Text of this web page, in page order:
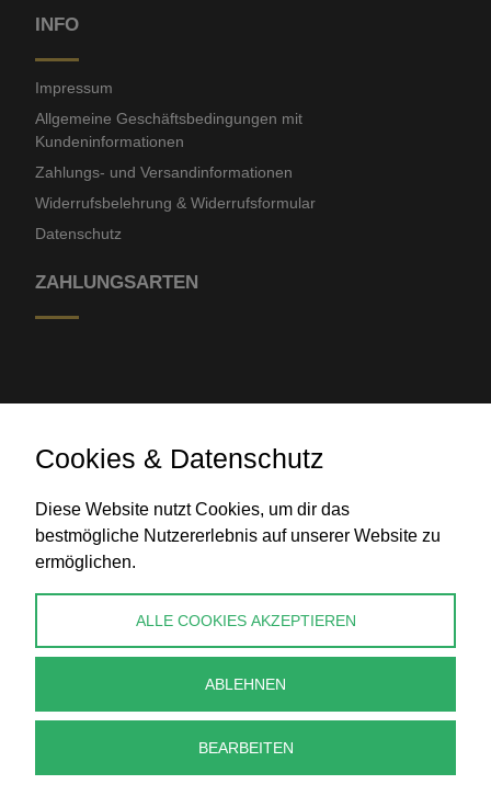
INFO
Impressum
Allgemeine Geschäftsbedingungen mit
Kundeninformationen
Zahlungs- und Versandinformationen
Widerrufsbelehrung & Widerrufsformular
Datenschutz
ZAHLUNGSARTEN
Banküberweisung
KONTAKT
info@perlenpresse.de
Cookies & Datenschutz
Diese Website nutzt Cookies, um dir das
bestmögliche Nutzererlebnis auf unserer Website zu
ermöglichen.
ALLE COOKIES AKZEPTIEREN
ABLEHNEN
BEARBEITEN